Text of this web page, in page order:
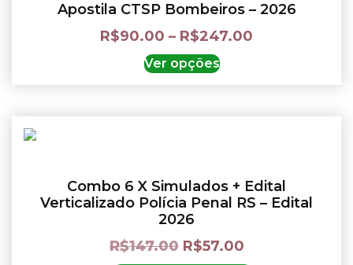
Apostila CTSP Bombeiros – 2026
R$90.00 – R$247.00
Ver opções
Combo 6 X Simulados + Edital
Verticalizado Polícia Penal RS – Edital
2026
R$147.00 R$57.00